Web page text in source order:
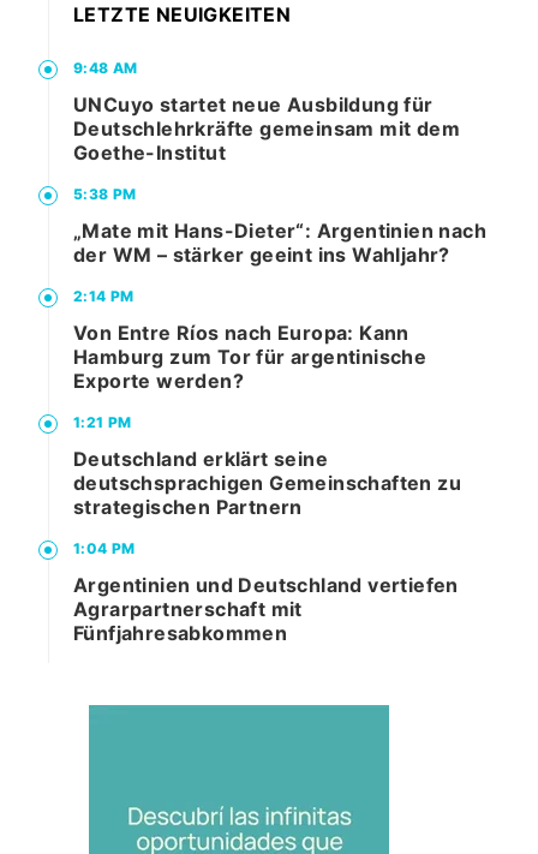
LETZTE NEUIGKEITEN
9:48 AM
UNCuyo startet neue Ausbildung für
Deutschlehrkräfte gemeinsam mit dem
Goethe-Institut
5:38 PM
„Mate mit Hans-Dieter“: Argentinien nach
der WM – stärker geeint ins Wahljahr?
2:14 PM
Von Entre Ríos nach Europa: Kann
Hamburg zum Tor für argentinische
Exporte werden?
1:21 PM
Deutschland erklärt seine
deutschsprachigen Gemeinschaften zu
strategischen Partnern
1:04 PM
Argentinien und Deutschland vertiefen
Agrarpartnerschaft mit
Fünfjahresabkommen